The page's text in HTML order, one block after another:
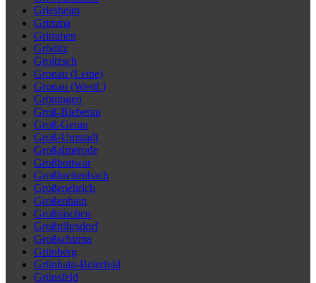
Griesheim
Grimma
Grimmen
Gröditz
Groitzsch
Gronau (Leine)
Gronau (Westf.)
Gröningen
Groß-Bieberau
Groß-Gerau
Groß-Umstadt
Großalmerode
Großbottwar
Großbreitenbach
Großenehrich
Großenhain
Großräschen
Großröhrsdorf
Großschirma
Grünberg
Grünhain-Beierfeld
Grünsfeld